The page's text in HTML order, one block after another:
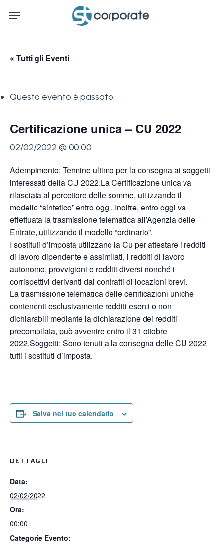
Menu
« Tutti gli Eventi
Questo evento è passato.
Certificazione unica – CU 2022
02/02/2022 @ 00:00
Adempimento: Termine ultimo per la consegna ai soggetti
interessati della CU 2022.La Certificazione unica va
rilasciata al percettore delle somme, utilizzando il
modello “sintetico” entro oggi. Inoltre, entro oggi va
effettuata la trasmissione telematica all’Agenzia delle
Entrate, utilizzando il modello “ordinario”.
I sostituti d’imposta utilizzano la Cu per attestare i redditi
di lavoro dipendente e assimilati, i redditi di lavoro
autonomo, provvigioni e redditi diversi nonché i
corrispettivi derivanti dai contratti di locazioni brevi.
La trasmissione telematica delle certificazioni uniche
contenenti esclusivamente redditi esenti o non
dichiarabili mediante la dichiarazione dei redditi
precompilata, può avvenire entro il 31 ottobre
2022.Soggetti: Sono tenuti alla consegna delle CU 2022
tutti i sostituti d’imposta.
Salva nel tuo calendario
DETTAGLI
Data:
02/02/2022
Ora:
00:00
Categorie Evento: